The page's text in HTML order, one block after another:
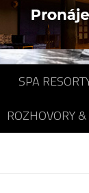
SPA
ROZHOVORY